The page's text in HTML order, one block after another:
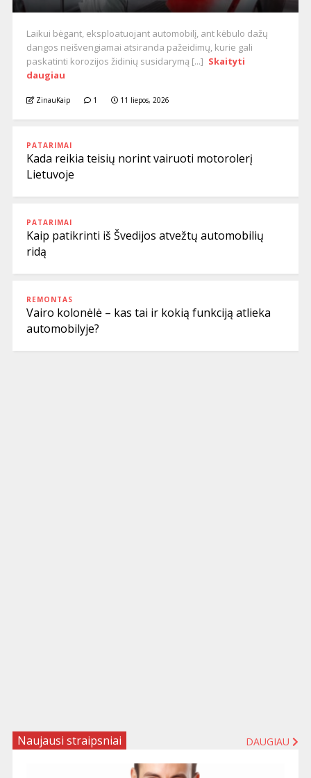
Laikui bėgant, eksploatuojant automobilį, ant kėbulo dažų
dangos neišvengiamai atsiranda pažeidimų, kurie gali
paskatinti korozijos židinių susidarymą [...] Skaityti
daugiau
ZinauKaip 1 11 liepos, 2026
PATARIMAI
Kada reikia teisių norint vairuoti motorolerį
Lietuvoje
PATARIMAI
Kaip patikrinti iš Švedijos atvežtų automobilių
ridą
REMONTAS
Vairo kolonėlė – kas tai ir kokią funkciją atlieka
automobilyje?
Naujausi straipsniai DAUGIAU